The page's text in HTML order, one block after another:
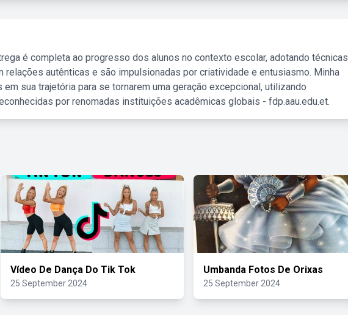
é completa ao progresso dos alunos no contexto escolar, adotando técnicas
relações autênticas e são impulsionadas por criatividade e entusiasmo. Minha
sua trajetória para se tornarem uma geração excepcional, utilizando
por renomadas instituições acadêmicas globais - fdp.aau.edu.et.
Vídeo De Dança Do Tik Tok
25 September 2024
Umbanda Fotos De Orixas
25 September 2024